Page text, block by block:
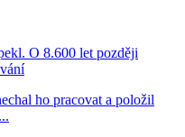
O 8.600 let později
ho pracovat a položil